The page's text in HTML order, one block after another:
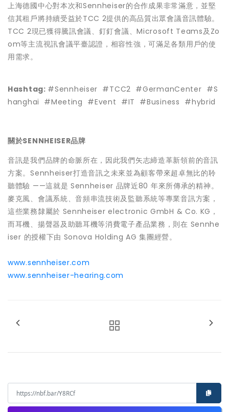
上海德國中心對本次和Sennheiser的合作成果非常滿意，並堅
信其租戶將持續受益於TCC 2提供的高品質出眾會議音訊體驗。
TCC 2現已獲得騰訊會議、釘釘會議、Microsoft Teams及Zo
om等主流視訊會議平臺認證，相容性強，可滿足各類用戶的使
用需求。
Hashtag: #Sennheiser #TCC2 #GermanCenter #S
hanghai #Meeting #Event #IT #Business #hybrid
關於SENNHEISER品牌
音訊是我們品牌的命脈所在，因此我們矢志締造革新領前的音訊
方案。Sennheiser打造音訊之未來並為顧客帶來超卓無比的聆
聽體驗 ——這就是 Sennheiser 品牌近80 年來所傳承的精神。
麥克風、會議系統、音頻串流技術及監聽系統等專業音訊方案，
這些業務隸屬於 Sennheiser electronic GmbH & Co. KG，
而耳機、揚聲器及助聽耳機等消費電子產品業務，則在 Sennhe
iser 的授權下由 Sonova Holding AG 集團經營。
www.sennheiser.com
www.sennheiser-hearing.com